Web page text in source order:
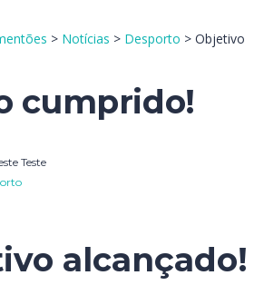
> Notícias > Desporto > Objetivo
cumprido!
Teste
alcançado!